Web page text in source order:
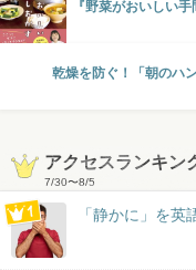
『野菜がおいしい
乾燥を防ぐ！「朝のハ
アクセスランキン
7/30〜8/5
「静かに」を英